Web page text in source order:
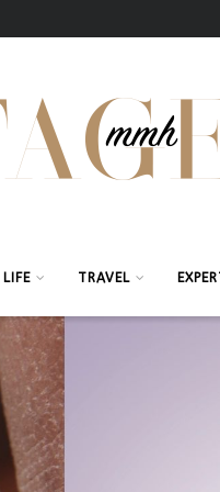
LIFE TRAVEL